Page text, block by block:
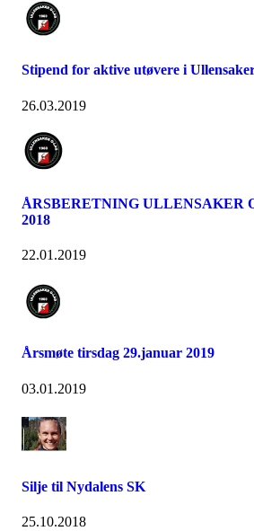
Stipend for aktive utøvere i
26.03.2019
ÅRSBERETNING ULLENSAKER
2018
22.01.2019
Årsmøte tirsdag 29.januar 2019
03.01.2019
Silje til Nydalens SK
25.10.2018